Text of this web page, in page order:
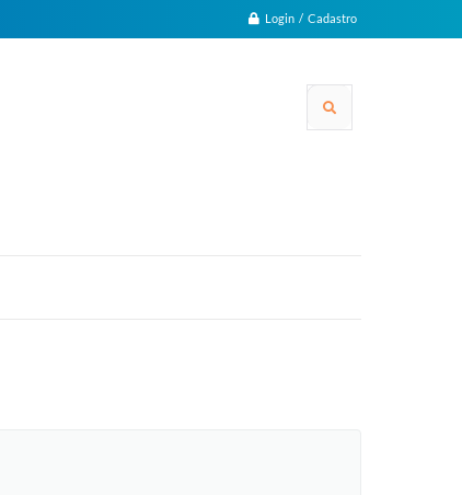
Login / Cadastro